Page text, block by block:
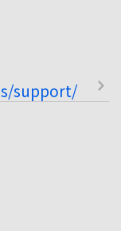
support/